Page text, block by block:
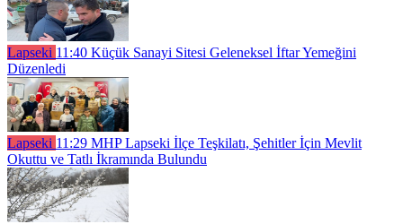
Lapseki 11:40 Küçük Sanayi Sitesi Geleneksel İftar Yemeğini
Düzenledi
Lapseki 11:29 MHP Lapseki İlçe Teşkilatı, Şehitler İçin Mevlit
Okuttu ve Tatlı İkramında Bulundu